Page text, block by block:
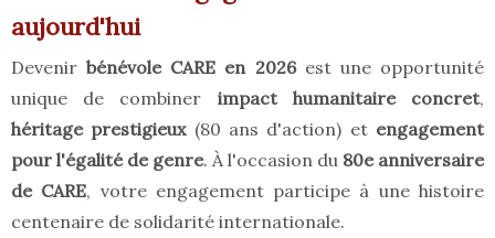
aujourd'hui
Devenirbénévole CARE en 2026est une opportunité
unique de combiner impact humanitaire concret,
héritage prestigieux(80 ans d'action) et engagement
pour l'égalité de genre. À l'occasion du 80e anniversaire
de CARE, votre engagement participe à une histoire
centenaire de solidarité internationale.